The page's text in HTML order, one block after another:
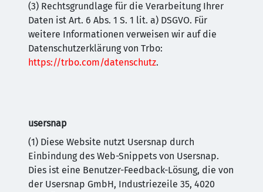
(3) Rechtsgrundlage für die Verarbeitung Ihrer
Daten ist Art. 6 Abs. 1 S. 1 lit. a) DSGVO. Für
weitere Informationen verweisen wir auf die
Datenschutzerklärung von Trbo:
https://trbo.com/datenschutz.
usersnap
(1) Diese Website nutzt Usersnap durch
Einbindung des Web-Snippets von Usersnap.
Dies ist eine Benutzer-Feedback-Lösung, die von
der Usersnap GmbH, Industriezeile 35, 4020